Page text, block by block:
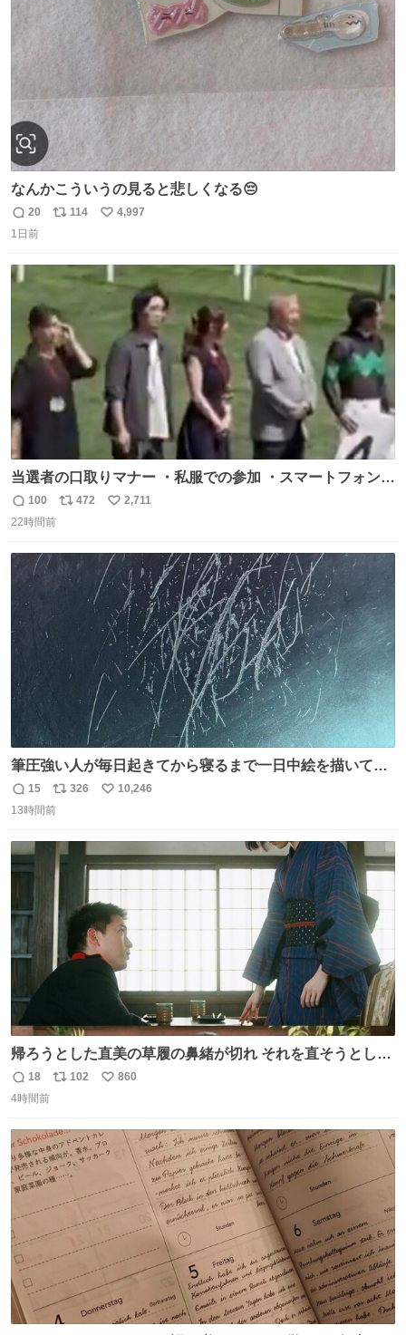
数
なんかこういうの見ると悲しくなる😔
返
信
20
リ
ト
114
い
数
4,997
1日前
当選者の口取りマナー ・私服での参加 ・スマートフォンで
の撮影 ・調教師へ自分から握手を求める行為 ・シャツをズ
ボンにインしていない服装 ・ボディーバッグの着用 私も口
ほしい #DMMバヌーシ
返
信
100
リ
ト
数
472
い
数
2,711
22時間前
筆圧強い人が毎日起きてから寝るまで一日中絵を描いてる
とこうなる。 異常事態です。
返
信
15
リ
ポ
ト
数
326
い
数
10,246
13時間前
帰ろうとした直美の草履の鼻緒が切れ それを直そうとした
小川がさらに壊し…… 結果、直美をおんぶして送ることに
なりました。 👇鼻緒はいつも恋のキューピッド？
薫る 上坂樹里 甲斐翔真
返
信
18
リ
ト
数
102
い
数
860
4時間前